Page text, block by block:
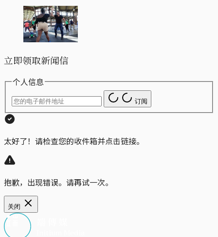
立即领取新闻信
个人信息
订阅
太好了！请检查您的收件箱并点击链接。
抱歉，出现错误。请再试一次。
关闭